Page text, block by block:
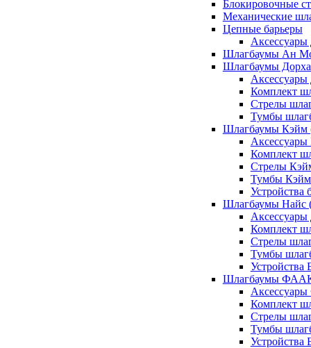
Блокировочные
Механические
Цепные барьеры
Аксессуары
Шлагбаумы Ан
Шлагбаумы
Комплект
Стрелы
Тумбы
Шлагбаумы Кэйм
Комплект
Стрелы
Тумбы
Устройства
Шлагбаумы Найс
Комплект
Стрелы
Тумбы
Устройства
Шлагбаумы ФААК
Комплект
Стрелы
Тумбы